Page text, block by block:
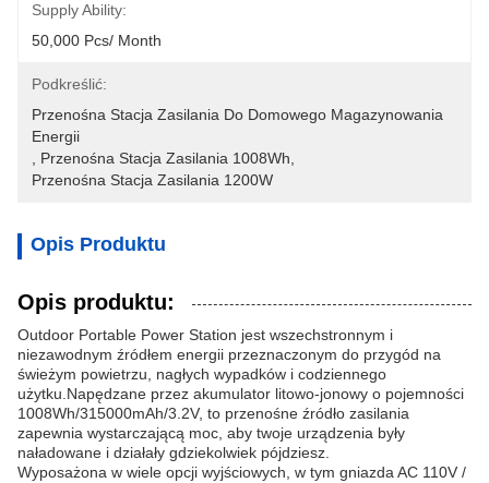
Supply Ability:
50,000 Pcs/ Month
Podkreślić:
Przenośna Stacja Zasilania Do Domowego Magazynowania
Energii
Przenośna Stacja Zasilania 1008Wh
Przenośna Stacja Zasilania 1200W
Opis Produktu
Opis produktu:
Outdoor Portable Power Station jest wszechstronnym i
niezawodnym źródłem energii przeznaczonym do przygód na
świeżym powietrzu, nagłych wypadków i codziennego
użytku.Napędzane przez akumulator litowo-jonowy o pojemności
1008Wh/315000mAh/3.2V, to przenośne źródło zasilania
zapewnia wystarczającą moc, aby twoje urządzenia były
naładowane i działały gdziekolwiek pójdziesz.
Wyposażona w wiele opcji wyjściowych, w tym gniazda AC 110V /